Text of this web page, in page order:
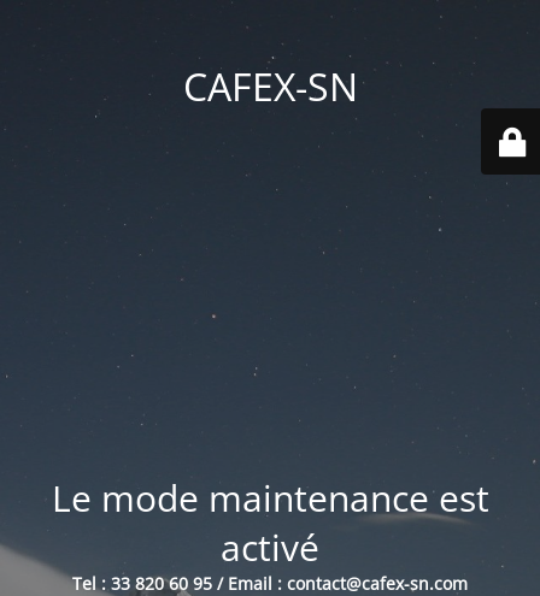
CAFEX-SN
Le mode maintenance est
activé
Tel : 33 820 60 95 / Email : contact@cafex-sn.com